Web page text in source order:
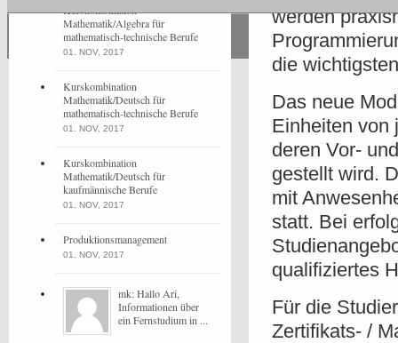
werden
die
Das neue
Einheiten von
deren Vor-
gestellt wird.
mit
statt. Bei
qualifiziertes
Für die
Zertifikats- /
Kurskombination
Mathematik/Algebra für
mathematisch-technische Berufe
01. NOV, 2017
Kurskombination
Mathematik/Deutsch für
mathematisch-technische Berufe
01. NOV, 2017
Kurskombination
Mathematik/Deutsch für
kaufmännische Berufe
01. NOV, 2017
Produktionsmanagement
01. NOV, 2017
mk: Hallo Ari,
Informationen über
ein Fernstudium in ...